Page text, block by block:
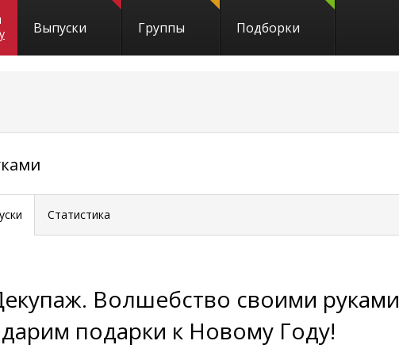
Выпуски Группы Подборки
Статистика
Волшебство своими руками
подарки к Новому Году!